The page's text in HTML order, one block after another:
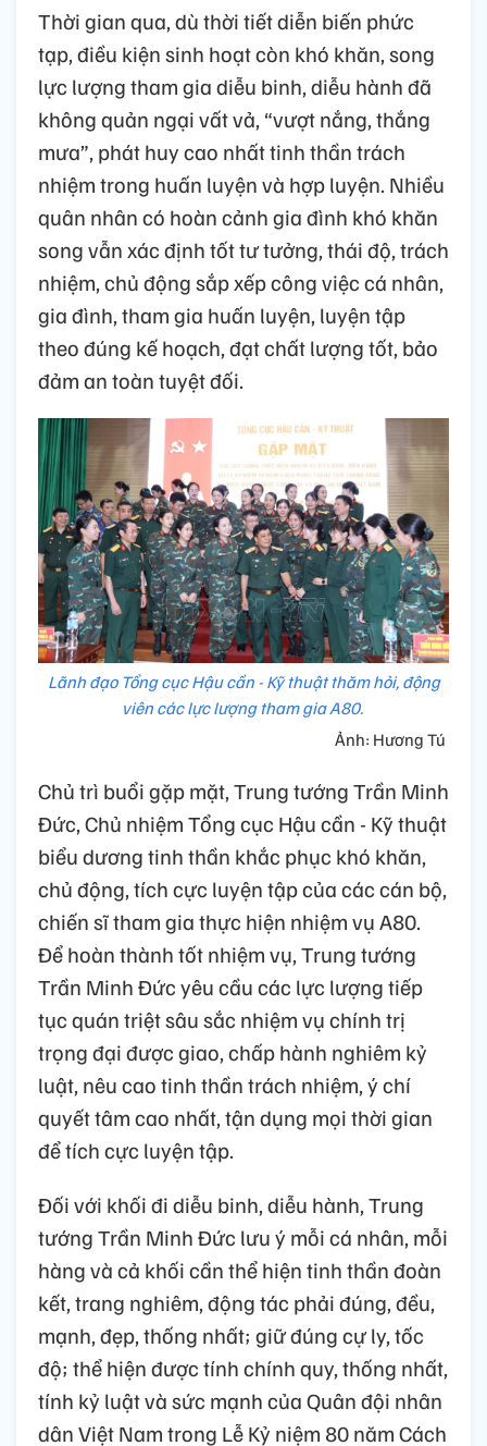
Thời gian qua, dù thời tiết diễn biến phức
tạp, điều kiện sinh hoạt còn khó khăn, song
lực lượng tham gia diễu binh, diễu hành đã
không quản ngại vất vả, “vượt nắng, thắng
mưa”, phát huy cao nhất tinh thần trách
nhiệm trong huấn luyện và hợp luyện. Nhiều
quân nhân có hoàn cảnh gia đình khó khăn
song vẫn xác định tốt tư tưởng, thái độ, trách
nhiệm, chủ động sắp xếp công việc cá nhân,
gia đình, tham gia huấn luyện, luyện tập
theo đúng kế hoạch, đạt chất lượng tốt, bảo
đảm an toàn tuyệt đối.
Lãnh đạo Tổng cục Hậu cần - Kỹ thuật thăm hỏi, động
viên các lực lượng tham gia A80.
Ảnh: Hương Tú
Chủ trì buổi gặp mặt, Trung tướng Trần Minh
Đức, Chủ nhiệm Tổng cục Hậu cần - Kỹ thuật
biểu dương tinh thần khắc phục khó khăn,
chủ động, tích cực luyện tập của các cán bộ,
chiến sĩ tham gia thực hiện nhiệm vụ A80.
Để hoàn thành tốt nhiệm vụ, Trung tướng
Trần Minh Đức yêu cầu các lực lượng tiếp
tục quán triệt sâu sắc nhiệm vụ chính trị
trọng đại được giao, chấp hành nghiêm kỷ
luật, nêu cao tinh thần trách nhiệm, ý chí
quyết tâm cao nhất, tận dụng mọi thời gian
để tích cực luyện tập.
Đối với khối đi diễu binh, diễu hành, Trung
tướng Trần Minh Đức lưu ý mỗi cá nhân, mỗi
hàng và cả khối cần thể hiện tinh thần đoàn
kết, trang nghiêm, động tác phải đúng, đều,
mạnh, đẹp, thống nhất; giữ đúng cự ly, tốc
độ; thể hiện được tính chính quy, thống nhất,
tính kỷ luật và sức mạnh của Quân đội nhân
dân Việt Nam trong Lễ Kỷ niệm 80 năm Cách